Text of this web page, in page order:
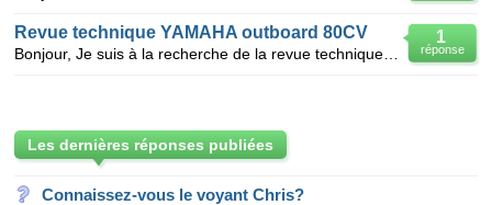
1
réponse
Revue technique YAMAHA outboard 80CV
Les dernières réponses publiées
Connaissez-vous le voyant Chris?